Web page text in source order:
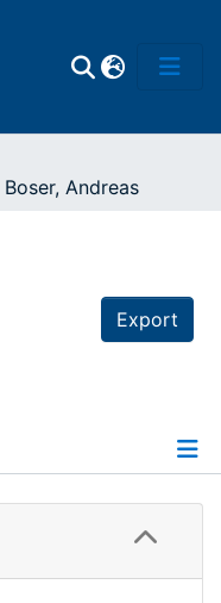
Boser, Andreas
Export